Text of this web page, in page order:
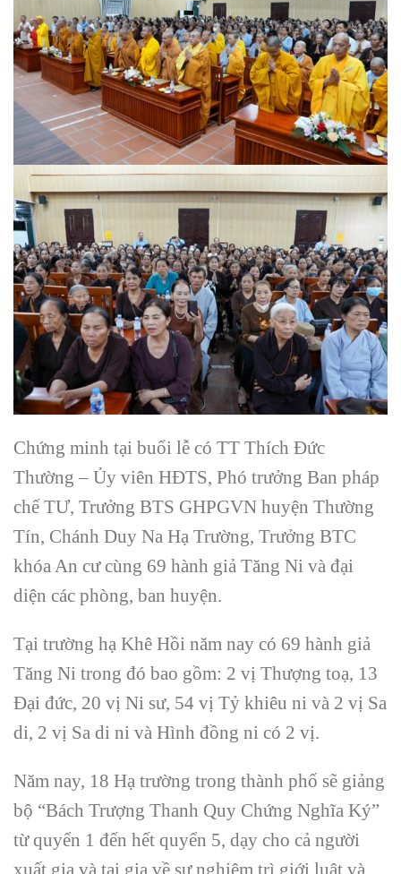
Chứng minh tại buổi lễ có TT Thích Đức
Thường – Ủy viên HĐTS, Phó trưởng Ban pháp
chế TƯ, Trưởng BTS GHPGVN huyện Thường
Tín, Chánh Duy Na Hạ Trường, Trưởng BTC
khóa An cư cùng 69 hành giả Tăng Ni và đại
diện các phòng, ban huyện.
Tại trường hạ Khê Hồi năm nay có 69 hành giả
Tăng Ni trong đó bao gồm: 2 vị Thượng toạ, 13
Đại đức, 20 vị Ni sư, 54 vị Tỷ khiêu ni và 2 vị Sa
di, 2 vị Sa di ni và Hình đồng ni có 2 vị.
Năm nay, 18 Hạ trường trong thành phố sẽ giảng
bộ “Bách Trượng Thanh Quy Chứng Nghĩa Ký”
từ quyển 1 đến hết quyển 5, dạy cho cả người
xuất gia và tại gia về sự nghiêm trì giới luật và